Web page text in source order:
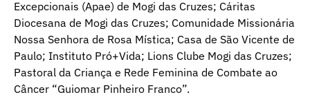
Excepcionais (Apae) de Mogi das Cruzes; Cáritas
Diocesana de Mogi das Cruzes; Comunidade Missionária
Nossa Senhora de Rosa Mística; Casa de São Vicente de
Paulo; Instituto Pró+Vida; Lions Clube Mogi das Cruzes;
Pastoral da Criança e Rede Feminina de Combate ao
Câncer “Guiomar Pinheiro Franco”.